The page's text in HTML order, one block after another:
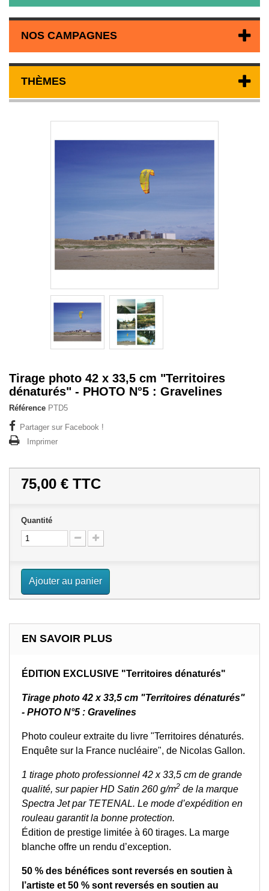
NOS CAMPAGNES
THÈMES
Tirage photo 42 x 33,5 cm "Territoires
dénaturés" - PHOTO N°5 : Gravelines
Référence PTD5
Partager sur Facebook !
Imprimer
75,00 € TTC
Quantité
Ajouter au panier
EN SAVOIR PLUS
ÉDITION EXCLUSIVE "Territoires dénaturés"
Tirage photo 42 x 33,5 cm "Territoires dénaturés"
- PHOTO N°5 : Gravelines
Photo couleur extraite du livre "Territoires dénaturés.
Enquête sur la France nucléaire", de Nicolas Gallon.
1 tirage photo professionnel 42 x 33,5 cm de grande
qualité, sur papier HD Satin 260 g/m2 de la marque
Spectra Jet par TETENAL. Le mode d’expédition en
rouleau garantit la bonne protection.
Édition de prestige limitée à 60 tirages. La marge
blanche offre un rendu d’exception.
50 % des bénéfices sont reversés en soutien à
l’artiste et 50 % sont reversés en soutien au